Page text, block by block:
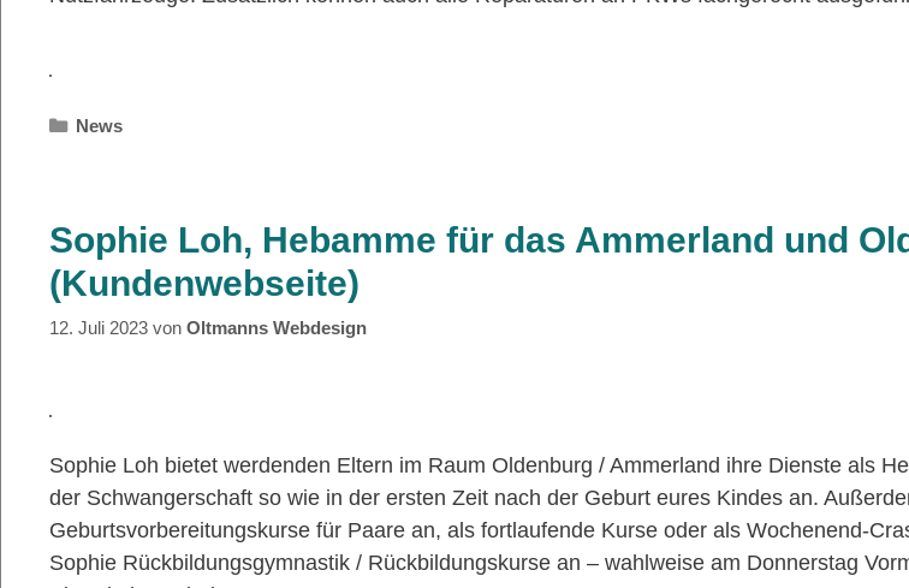
Kategorien
News
Sophie Loh, Hebamme für das Ammerland und
(Kundenwebseite)
12. Juli 2023 von Oltmanns Webdesign
Sophie Loh bietet werdenden Eltern im Raum Oldenburg / Ammerland ihre Dienste als
der Schwangerschaft so wie in der ersten Zeit nach der Geburt eures Kindes an.
Geburtsvorbereitungskurse für Paare an, als fortlaufende Kurse oder als Wochenend-
Sophie Rückbildungsgymnastik / Rückbildungskurse an – wahlweise am Donnerstag